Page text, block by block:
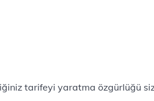
tarifeyi yaratma özgürlüğü